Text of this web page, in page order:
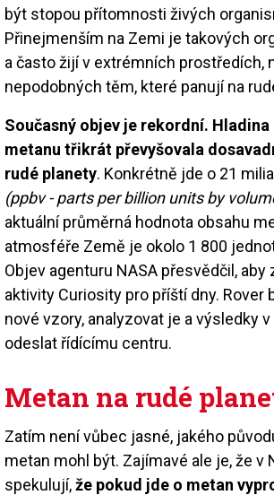
být stopou přítomnosti živých
Přinejmenším na Zemi je takových
a často žijí v extrémních prostředích,
nepodobných těm, které panují na
Současný objev je rekordní. Hladina
metanu třikrát převyšovala
rudé planety. Konkrétně jde o 21
(ppbv - parts per billion units by
aktuální průměrná hodnota obsahu
atmosféře Země je okolo 1 800
Objev agenturu NASA přesvědčil, aby
aktivity Curiosity pro příští dny. Rover
nové vzory, analyzovat je a výsledky
odeslat řídícímu centru.
Metan na rudé
Zatím není vůbec jasné, jakého
metan mohl být. Zajímavé ale je, že v
spekulují,že pokud jde o metan